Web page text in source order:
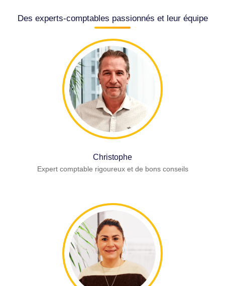
Des experts-comptables passionnés et leur équipe
Christophe
Expert comptable rigoureux et de bons conseils